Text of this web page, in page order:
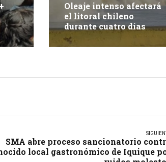
Oleaje intenso afectará
el litoral chileno
durante cuatro días
SMA abre proceso sancionatorio
local gastronómico de Iquique